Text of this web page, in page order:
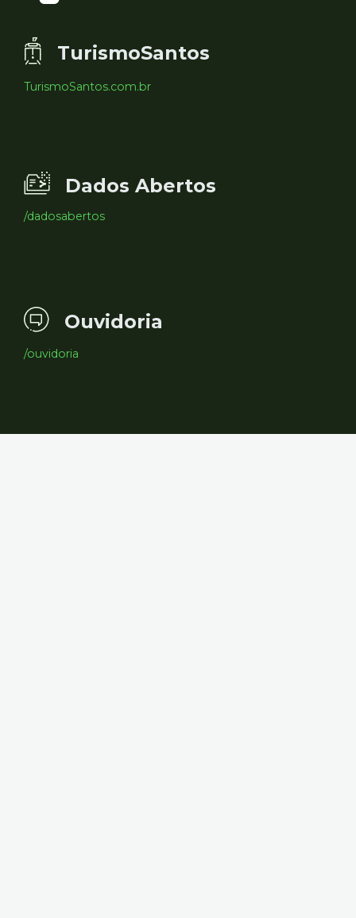
TurismoSantos
TurismoSantos.com.br
Dados Abertos
/dadosabertos
Ouvidoria
/ouvidoria